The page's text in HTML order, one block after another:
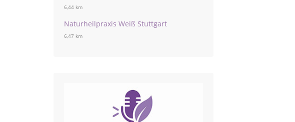
6,44 km
Naturheilpraxis Weiß Stuttgart
6,47 km